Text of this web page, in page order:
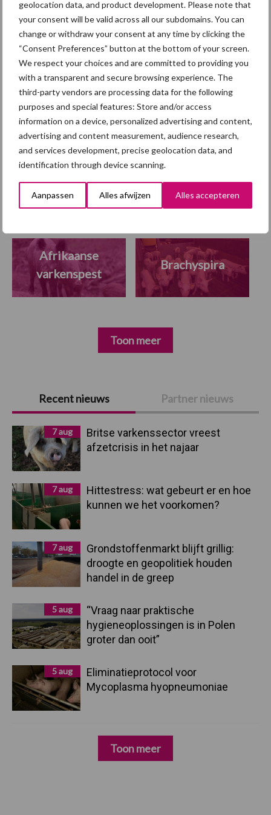
geolocation data, and product development. Please note that
your consent will be valid across all our subdomains. You can
change or withdraw your consent at any time by clicking the
“Consent Preferences” button at the bottom of your screen.
We respect your choices and are committed to providing you
with a transparent and secure browsing experience. The
third-party vendors are processing data for the following
purposes and special features: Store and/or access
information on a device, personalized advertising and content,
advertising and content measurement, audience research,
and services development, precise geolocation data, and
identification through device scanning.
Aanpassen Alles afwijzen Alles accepteren
Primaire
Sidebar
Recent nieuws Partner nieuws
7 aug
Britse varkenssector vreest
afzetcrisis in het najaar
7 aug
Hittestress: wat gebeurt er en hoe
kunnen we het voorkomen?
7 aug
Grondstoffenmarkt blijft grillig:
droogte en geopolitiek houden
handel in de greep
5 aug
“Vraag naar praktische
hygieneoplossingen is in Polen
groter dan ooit”
5 aug
Eliminatieprotocol voor
Mycoplasma hyopneumoniae
Toon meer
Hittestress: wat gebeurt er
en hoe kunnen we het
voorkomen?
Grondstoffenmarkt blijft
grillig: droogte en
geopolitiek houden handel
in de greep
Diergezondheid Fokkerij Huisvesting
Afrikaanse
varkenspest
Brachyspira
Toon meer